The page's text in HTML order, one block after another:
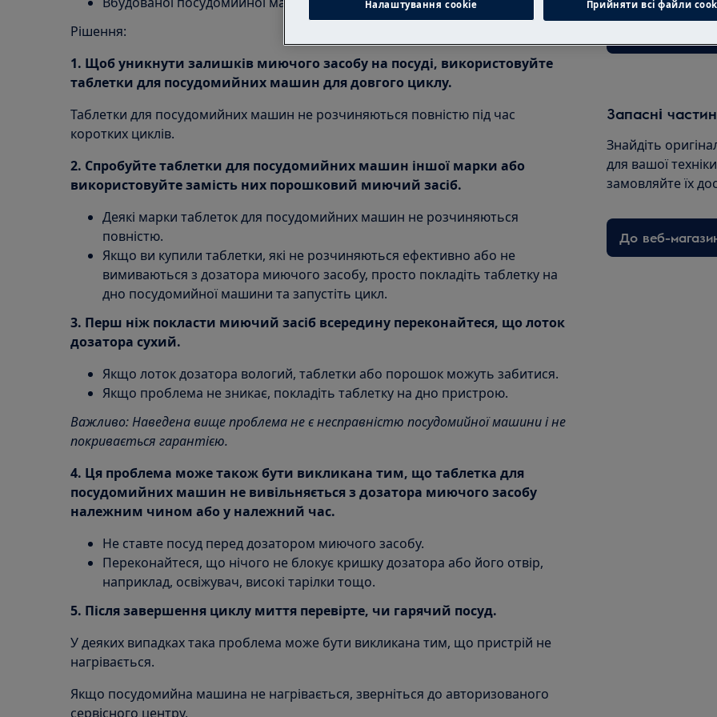
Рішення:
1. Щоб уникнути залишків миючого засобу на посуді, використовуйте
таблетки для посудомийних машин для довгого циклу.
Таблетки для посудомийних машин не розчиняються повністю під час
коротких циклів.
2. Спробуйте таблетки для посудомийних машин іншої марки або
використовуйте замість них порошковий миючий засіб.
Деякі марки таблеток для посудомийних машин не розчиняються
повністю.
Якщо ви купили таблетки, які не розчиняються ефективно або не
вимиваються з дозатора миючого засобу, просто покладіть таблетку на
дно посудомийної машини та запустіть цикл.
3. Перш ніж покласти миючий засіб всередину переконайтеся, що лоток
дозатора сухий.
Якщо лоток дозатора вологий, таблетки або порошок можуть забитися.
Якщо проблема не зникає, покладіть таблетку на дно пристрою.
Важливо: Наведена вище проблема не є несправністю посудомийної машини і не
покривається гарантією.
4. Ця проблема може також бути викликана тим, що таблетка для
посудомийних машин не вивільняється з дозатора миючого засобу
належним чином або у належний час.
Не ставте посуд перед дозатором миючого засобу.
Переконайтеся, що нічого не блокує кришку дозатора або його отвір,
наприклад, освіжувач, високі тарілки тощо.
5. Після завершення циклу миття перевірте, чи гарячий посуд.
У деяких випадках така проблема може бути викликана тим, що пристрій не
нагрівається.
Якщо посудомийна машина не нагрівається, зверніться до авторизованого
сервісного центру.
Запасні
Знайдіть
для вашої
замовляйте їх
До веб-
Налаштування cookie Прийняти всі файли